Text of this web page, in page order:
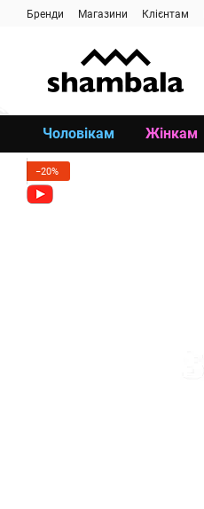
Перейти до основного контенту
Бренди Магазини Клієнтам
Чоловікам Жінкам
−20%